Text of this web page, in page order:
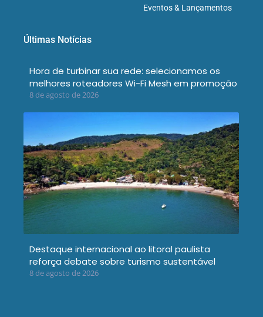
Eventos & Lançamentos
Últimas Notícias
Hora de turbinar sua rede: selecionamos os
melhores roteadores Wi-Fi Mesh em promoção
8 de agosto de 2026
Destaque internacional ao litoral paulista
reforça debate sobre turismo sustentável
8 de agosto de 2026